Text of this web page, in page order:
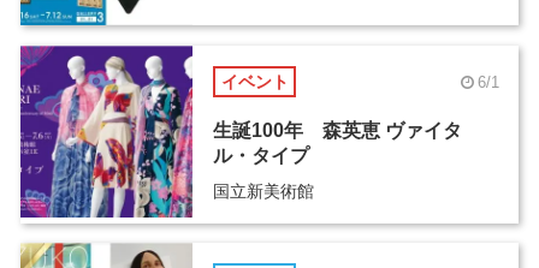
イベント 6/1
生誕100年 森英恵 ヴァイタ
ル・タイプ
国立新美術館